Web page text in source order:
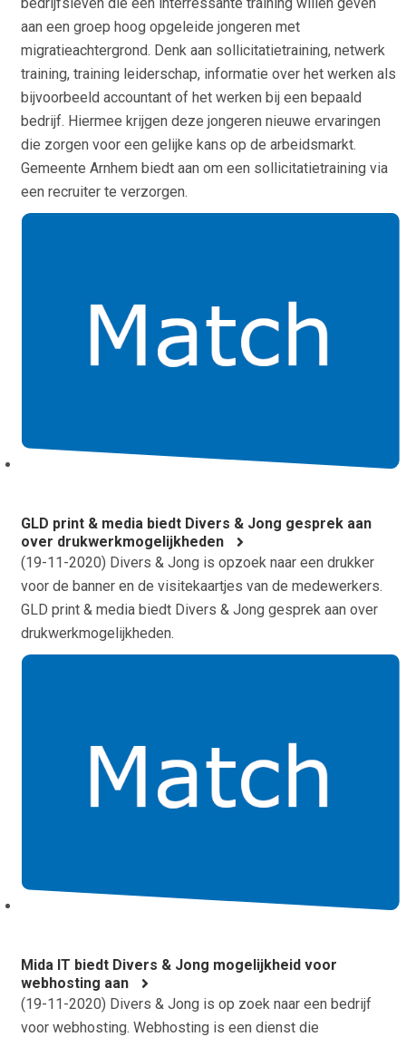
aan een groep hoog opgeleide jongeren met
migratieachtergrond. Denk aan sollicitatietraining, netwerk
training, training leiderschap, informatie over het werken als
bijvoorbeeld accountant of het werken bij een bepaald
bedrijf. Hiermee krijgen deze jongeren nieuwe ervaringen
die zorgen voor een gelijke kans op de arbeidsmarkt.
Gemeente Arnhem biedt aan om een sollicitatietraining via
een recruiter te verzorgen.
GLD print & media biedt Divers & Jong gesprek aan
over drukwerkmogelijkheden
(19-11-2020) Divers & Jong is opzoek naar een drukker
voor de banner en de visitekaartjes van de medewerkers.
GLD print & media biedt Divers & Jong gesprek aan over
drukwerkmogelijkheden.
Mida IT biedt Divers & Jong mogelijkheid voor
webhosting aan
(19-11-2020) Divers & Jong is op zoek naar een bedrijf
voor webhosting. Webhosting is een dienst die